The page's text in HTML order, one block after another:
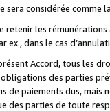
sera considérée comme
retenir les
ex., dans le cas
Accord, tous les
des parties
de paiements dus, mais
des parties de toute